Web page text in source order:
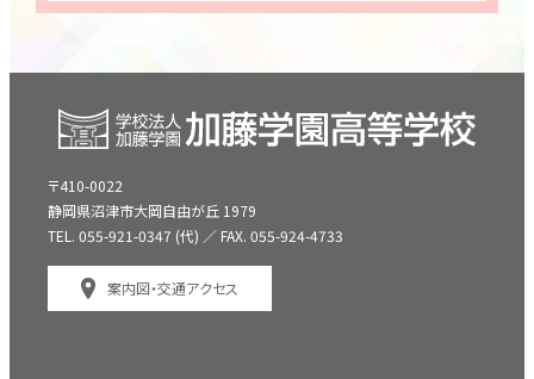
〒410-0022
静岡県沼津市大岡自由が丘 1979
TEL. 055-921-0347 (代) ／ FAX. 055-924-4733
案内図・交通アクセス